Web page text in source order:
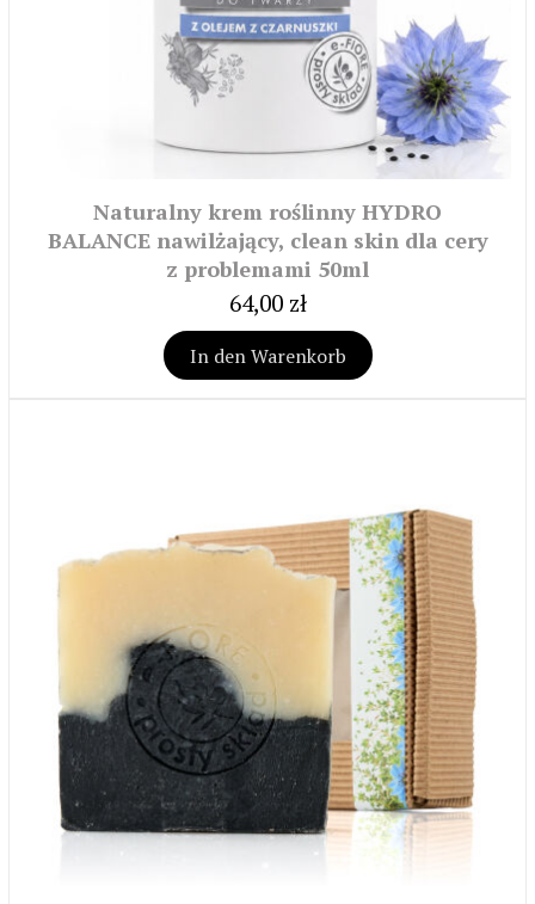
Naturalny krem roślinny HYDRO
BALANCE nawilżający, clean skin dla cery
z problemami 50ml
64,00 zł
In den Warenkorb